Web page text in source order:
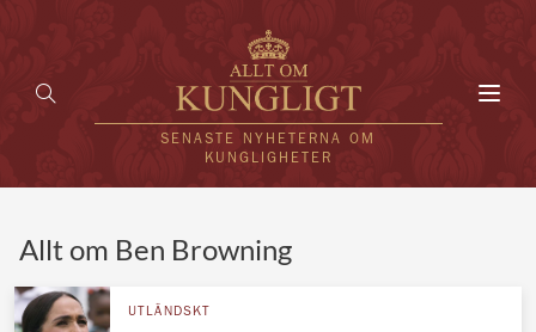
SENASTE NYHETERNA OM
KUNGLIGHETER
Allt om Ben Browning
UTLÄNDSKT